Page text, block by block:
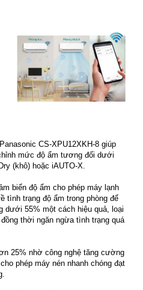
CS-XPU12XKH-8 giúp
mức độ ẩm tương đối dưới
(khô) hoặc iAUTO-X.
biển độ ẩm cho phép máy lạnh
tình trạng độ ẩm trong phòng để
dưới 55% một cách hiệu quả, loại
thời ngăn ngừa tình trạng quá
25% nhờ công nghệ tăng cường
phép máy nén nhanh chóng đạt